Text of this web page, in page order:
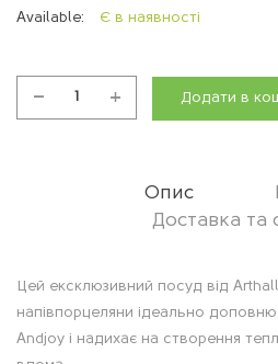
Available: Є в наявності
Додати в
Опис
Доставка та
О
п
Цей ексклюзивний посуд від
напівпорцеляни ідеально
Andjoy і надихає на створення